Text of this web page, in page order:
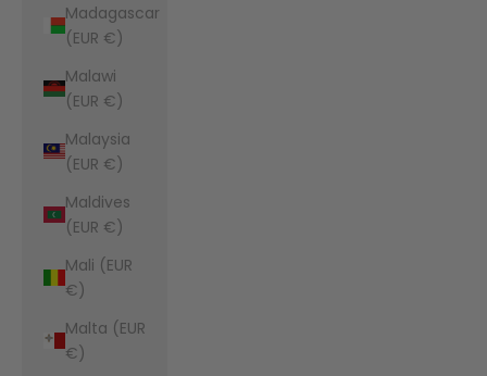
Madagascar
(EUR €)
Malawi
(EUR €)
Malaysia
(EUR €)
Maldives
(EUR €)
Mali (EUR
€)
Malta (EUR
€)